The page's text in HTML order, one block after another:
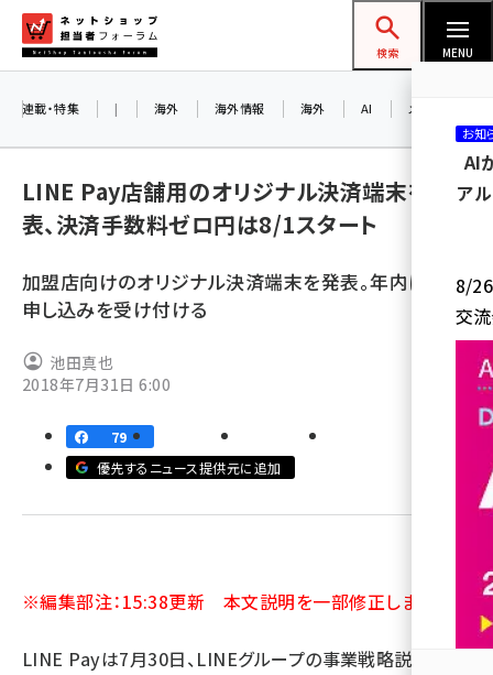
ン
ネットショップ担当者フォーラム
検索 MENU
yahoo (1894)
ecbeing (1203)
base (1068)
連載・特集 | 海外 海外情報 海外 AI メタバース
LINE Pay店舗用のオリジナル決済端末を発
表、決済手数料ゼロ円は8/1スタート
加盟店向けのオリジナル決済端末を発表。年内に事前
申し込みを受け付ける
池田真也
2018年7月31日 6:00
79
優先するニュース提供元に追加
※編集部注：15:38更新 本文説明を一部修正しました。
LINE Payは7月30日、LINEグループの事業戦略説明会
お知
AI
ア
8/26
交